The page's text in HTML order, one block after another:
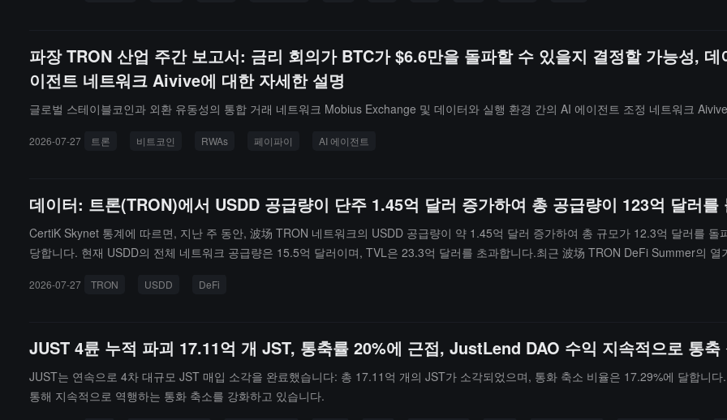
파장 TRON 산업 주간 보고서: 금리 회의가 BTC가 $6.6만을 돌파할 수 있을지 결정할 가능성,
이전트 네트워크 Aivive에 대한 자세한 설명
글로벌 스테이블코인과 외환 유동성의 통합 거래 네트워크 Mobius Exchange 및 데이터와 실행 환경 간의 AI 에이전트 조정 네트워크
2026-07-27 트론 비트코인 RWAs 페이파이 AI 에이전트
데이터: 트론(TRON)에서 USDD 공급량이 단주 1.45억 달러 증가하여 총 공급량이 123억 달러를
CertiK Skynet 통계에 따르면, 지난 주 동안, 波场 TRON 네트워크의 USDD 공급량이 약 1.45억 달러 증가하여 총 규모가 12.3억 달러를
당합니다. 현재 USDD의 전체 네트워크 공급량은 15.5억 달러이며, TVL은 23.3억 달러를 초과합니다.최근 波场 TRON DeFi Summer의
场 TRON 생태계에서의 선도적 위치와 전체 스테이블코인 분야에서의 주요 위치를 더욱 공고히 하였습니다.
2026-07-27 TRON USDD DeFi
JUST 4륜 누적 파괴 17.11억 개 JST, 통축률 20%에 근접, JustLend DAO 수익 지속적으로 통축
JUST는 연속으로 4차 대규모 JST 매입 소각을 완료했습니다: 총 17.11억 개의 JST가 소각되었으며, 통화 축소 비율은 17.29%에 달합니
통해 지속적으로 역행하는 통화 축소를 강화하고 있습니다.